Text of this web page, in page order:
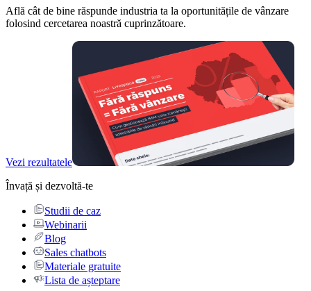
Află cât de bine răspunde industria ta la oportunitățile de vânzare
folosind cercetarea noastră cuprinzătoare.
Vezi rezultatele
Învață și dezvoltă-te
Studii de caz
Webinarii
Blog
Sales chatbots
Materiale gratuite
Lista de așteptare